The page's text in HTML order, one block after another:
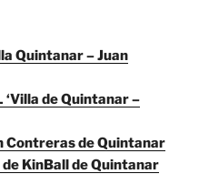
Quintanar – Juan
de Quintanar –
Contreras de Quintanar
KinBall de Quintanar